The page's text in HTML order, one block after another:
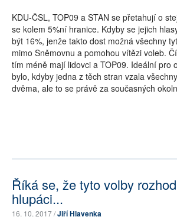
KDU-ČSL, TOP09 a STAN se přetahují o
se kolem 5%ní hranice. Kdyby se jejich
být 16%, jenže takto dost možná všechny
mimo Sněmovnu a pomohou vítězi voleb.
tím méně mají lidovci a TOP09. Ideální pro
bylo, kdyby jedna z těch stran vzala
dvěma, ale to se právě za současných
Říká se, že tyto volby
hlupáci...
16. 10. 2017 /Jiří Hlavenka